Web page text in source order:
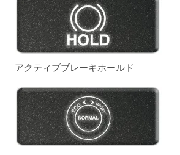
アクティブブレーキホールド